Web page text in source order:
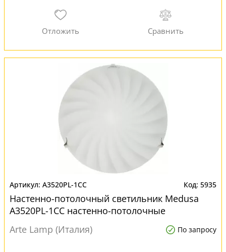
A3520PL-1CC 5935
Настенно-потолочный светильник Medusa
A3520PL-1CC настенно-потолочные
Arte Lamp (Италия)
По запросу